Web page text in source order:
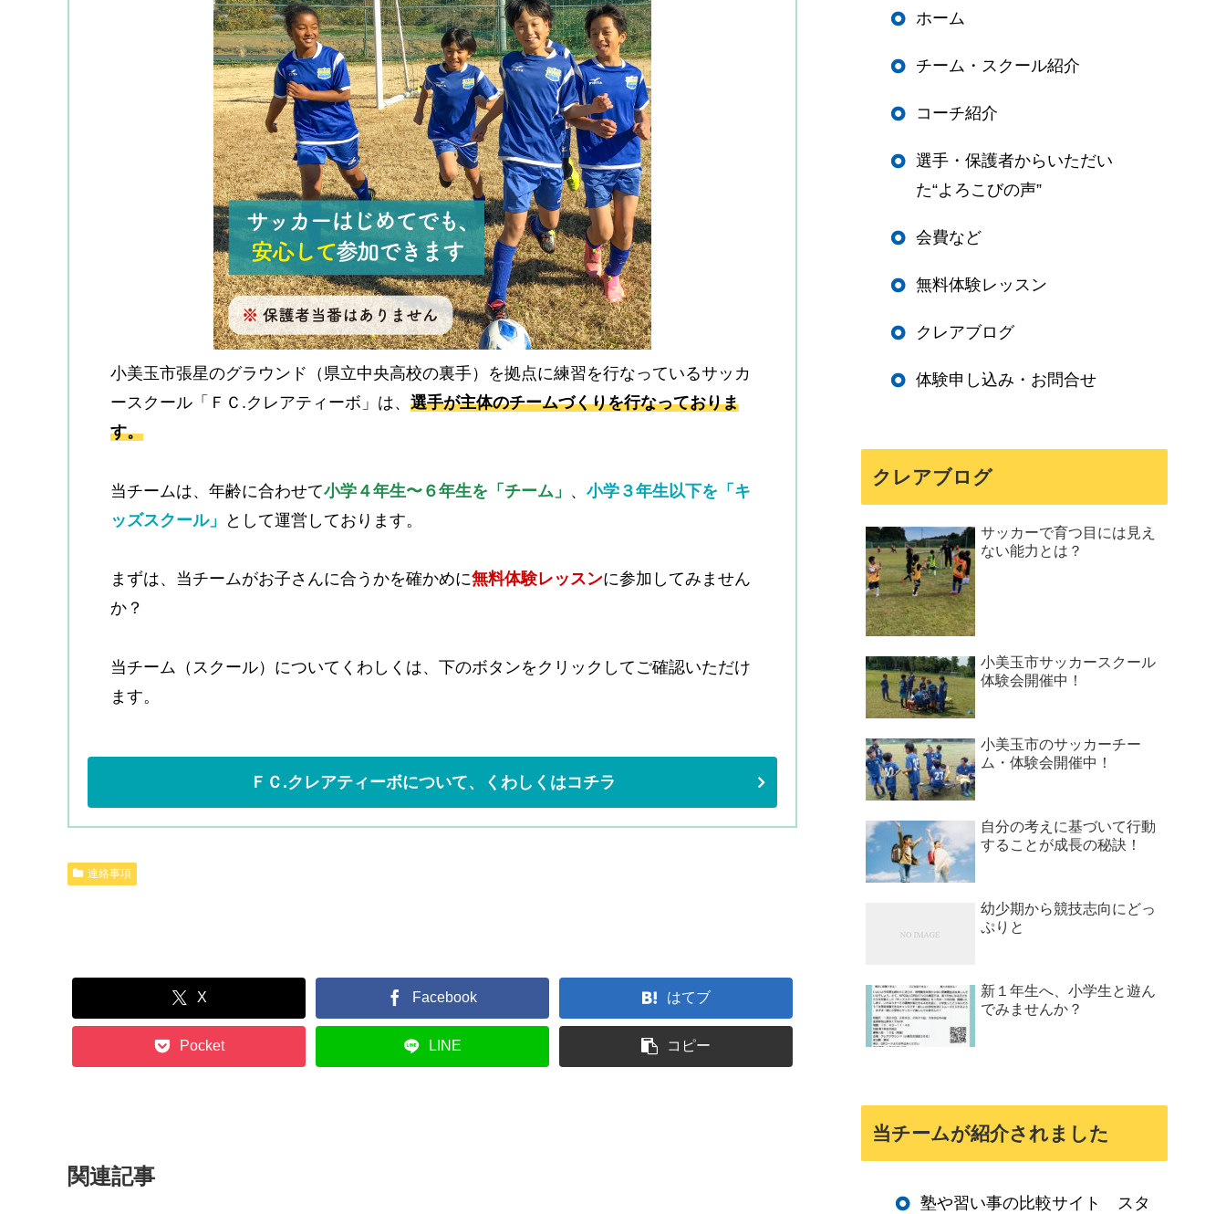
小美玉市張星のグラウンド（県立中央高校の裏手）を拠点に練習を行なっているサッカ
ースクール「ＦＣ.クレアティーボ」は、 選手が主体のチームづくりを行なっておりま
す。
当チームは、年齢に合わせて小学４年生〜６年生を「チーム」 、 小学３年生以下を「キ
ッズスクール」
として運営しております。
まずは、当チームがお子さんに合うかを確かめに無料体験レッスンに参加してみません
か？
当チーム（スクール）についてくわしくは、下のボタンをクリックしてご確認いただけ
ます。
ＦＣ.クレアティーボについて、くわしくはコチラ
連絡事項
X Facebook はてブ
Pocket LINE コピー
関連記事
ホーム
チーム・スクール紹介
コーチ紹介
選手・保護者からいただい
た“よろこびの声”
会費など
無料体験レッスン
クレアブログ
体験申し込み・お問合せ
クレアブログ
サッカーで育つ目には見え
ない能力とは？
小美玉市サッカースクール
体験会開催中！
小美玉市のサッカーチー
ム・体験会開催中！
自分の考えに基づいて行動
することが成長の秘訣！
幼少期から競技志向にどっ
ぷりと
新１年生へ、小学生と遊ん
でみませんか？
当チームが紹介されました
塾や習い事の比較サイト スタ